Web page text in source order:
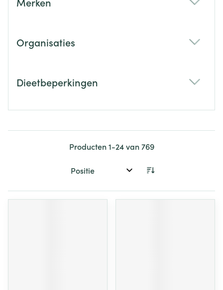
Organisaties
Dieetbeperkingen
Producten1-24van769
Sorteer op: